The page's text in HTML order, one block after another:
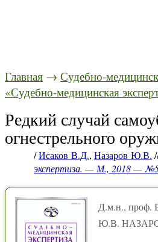
Главная → Судебно-
«Судебно-медицинская
Редкий случай
огнестрельного
/Исаков В.Д., Назаров Ю.В.
экспертиза. — М., 2018 —
Д.м.н.,
Ю.В.